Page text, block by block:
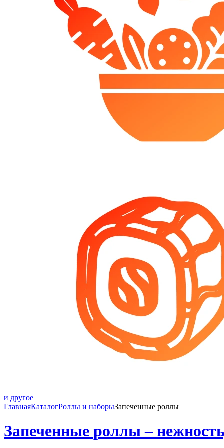
и другое
ГлавнаяКаталогРоллы и наборыЗапеченные роллы
Запеченные роллы –